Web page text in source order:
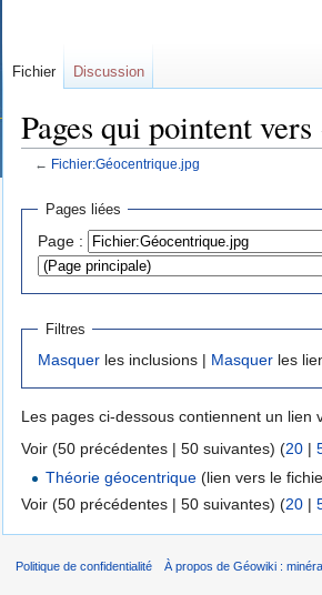
Pages qui pointent
← Fichier:Géocentrique.jpg
Pages liées
Page :
Filtres
Masquer les inclusions | Masquer les
Les pages ci-dessous contiennent un lien
Voir (50 précédentes | 50 suivantes) (20 |
Théorie géocentrique (lien vers le
Voir (50 précédentes | 50 suivantes) (20 |
Fichier Discussion
Politique de confidentialité À propos de Géowiki :